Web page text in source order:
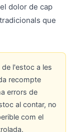
dolor de cap
que
de l'estoc a les
recompte
errors de
al contar, no
com el